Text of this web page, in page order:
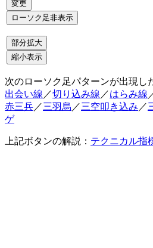
次のローソク足パターンが出現し
出会い線 ／切り込み線 ／はらみ線
赤三兵／三羽烏 ／三空叩き込み ／
ゲ
上記ボタンの解説： テクニカル指